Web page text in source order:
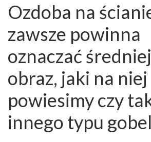
Ozdoba na
zawsze powinna
oznaczać
obraz, jaki na niej
powiesimy czy
innego typu